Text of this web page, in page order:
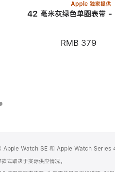
Apple 独家提供
42 毫米灰绿色单圈表带 -
RMB 379
Apple Watch SE 和 Apple Watch Series 4
款式取决于实际供应情况。